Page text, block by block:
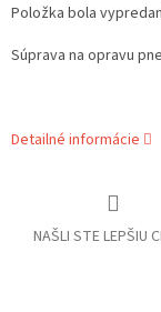
Položka bola
Súprava na opravu
Detailné informácie
NAŠLI STE LEPŠIU